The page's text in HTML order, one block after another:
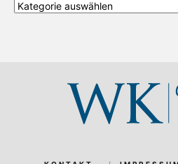
Alle